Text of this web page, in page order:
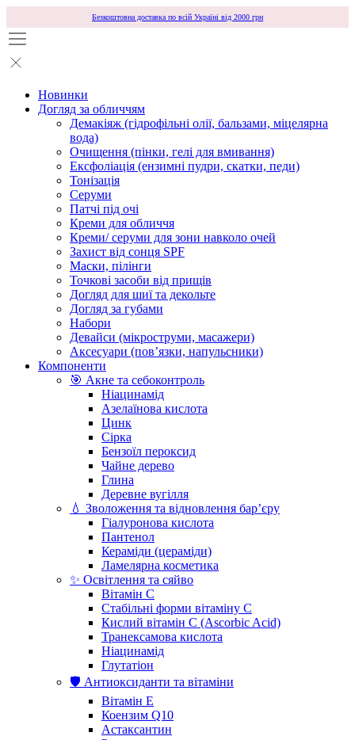
Безкоштовна доставка по всій Україні від 2000 грн
Новинки
Догляд за обличчям
Демакіяж (гідрофільні олії, бальзами, міцелярна
вода)
Очищення (пінки, гелі для вмивання)
Ексфоліація (ензимні пудри, скатки, педи)
Тонізація
Серуми
Патчі під очі
Креми для обличчя
Креми/ серуми для зони навколо очей
Захист від сонця SPF
Маски, пілінги
Точкові засоби від прищів
Догляд для шиї та декольте
Догляд за губами
Набори
Девайси (мікроструми, масажери)
Аксесуари (повʼязки, напульсники)
Компоненти
🎯 Акне та себоконтроль
Ніацинамід
Азелаїнова кислота
Цинк
Сірка
Бензоїл пероксид
Чайне дерево
Глина
Деревне вугілля
💧 Зволоження та відновлення бар’єру
Гіалуронова кислота
Пантенол
Кераміди (цераміди)
Ламелярна косметика
✨ Освітлення та сяйво
Вітамін С
Стабільні форми вітаміну С
Кислий вітамін С (Ascorbic Acid)
Транексамова кислота
Ніацинамід
Глутатіон
🛡️ Антиоксиданти та вітаміни
Вітамін Е
Коензим Q10
Астаксантин